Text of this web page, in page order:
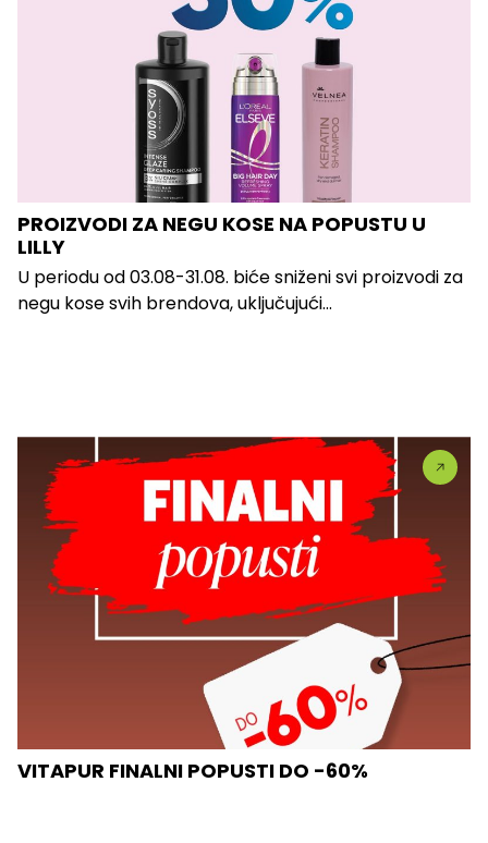
PROIZVODI ZA NEGU KOSE NA POPUSTU U
LILLY
U periodu od 03.08-31.08. biće sniženi svi proizvodi za
negu kose svih brendova, uključujući...
VITAPUR FINALNI POPUSTI DO -60%